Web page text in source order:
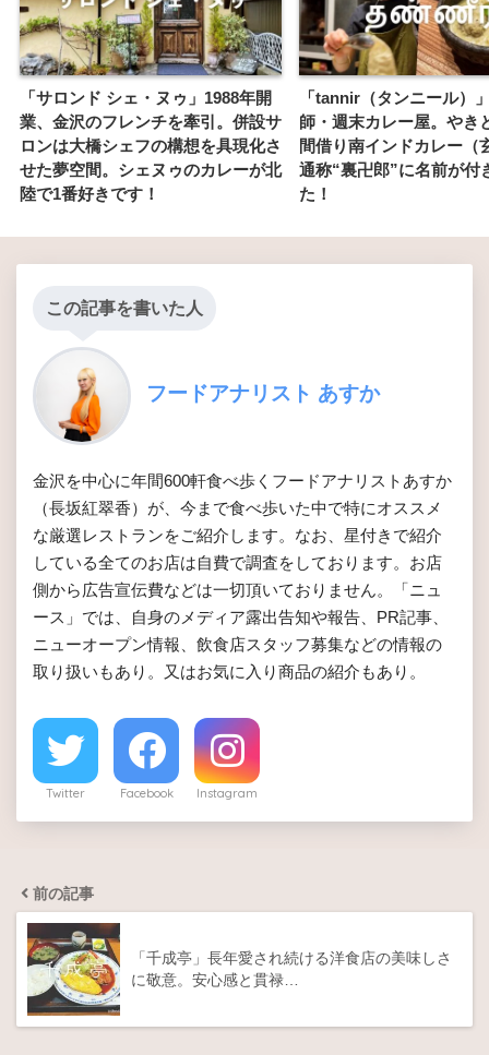
「サロンド シェ・ヌゥ」1988年開
業、金沢のフレンチを牽引。併設サ
ロンは大橋シェフの構想を具現化さ
せた夢空間。シェヌゥのカレーが北
陸で1番好きです！
「tannir（タンニール）
師・週末カレー屋。やき
間借り南インドカレー（
通称“裏卍郎”に名前が付
た！
この記事を書いた人
フードアナリスト あすか
金沢を中心に年間600軒食べ歩くフードアナリストあすか
（長坂紅翠香）が、今まで食べ歩いた中で特にオススメ
な厳選レストランをご紹介します。なお、星付きで紹介
している全てのお店は自費で調査をしております。お店
側から広告宣伝費などは一切頂いておりません。「ニュ
ース」では、自身のメディア露出告知や報告、PR記事、
ニューオープン情報、飲食店スタッフ募集などの情報の
取り扱いもあり。又はお気に入り商品の紹介もあり。
Twitter Facebook Instagram
前の記事
「千成亭」長年愛され続ける洋食店の美味しさ
に敬意。安心感と貫禄…